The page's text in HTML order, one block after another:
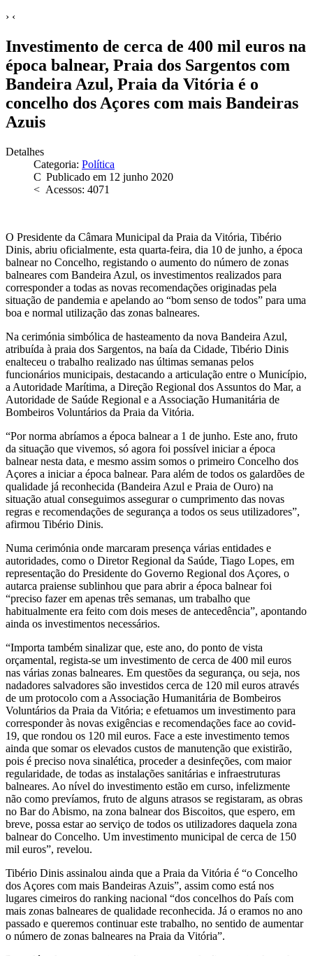
› ‹
Investimento de cerca de 400 mil euros na
época balnear, Praia dos Sargentos com
Bandeira Azul, Praia da Vitória é o
concelho dos Açores com mais Bandeiras
Azuis
Detalhes
Categoria: Política
Publicado em 12 junho 2020
Acessos: 4071
O Presidente da Câmara Municipal da Praia da Vitória, Tibério
Dinis, abriu oficialmente, esta quarta-feira, dia 10 de junho, a época
balnear no Concelho, registando o aumento do número de zonas
balneares com Bandeira Azul, os investimentos realizados para
corresponder a todas as novas recomendações originadas pela
situação de pandemia e apelando ao “bom senso de todos” para uma
boa e normal utilização das zonas balneares.
Na cerimónia simbólica de hasteamento da nova Bandeira Azul,
atribuída à praia dos Sargentos, na baía da Cidade, Tibério Dinis
enalteceu o trabalho realizado nas últimas semanas pelos
funcionários municipais, destacando a articulação entre o Município,
a Autoridade Marítima, a Direção Regional dos Assuntos do Mar, a
Autoridade de Saúde Regional e a Associação Humanitária de
Bombeiros Voluntários da Praia da Vitória.
“Por norma abríamos a época balnear a 1 de junho. Este ano, fruto
da situação que vivemos, só agora foi possível iniciar a época
balnear nesta data, e mesmo assim somos o primeiro Concelho dos
Açores a iniciar a época balnear. Para além de todos os galardões de
qualidade já reconhecida (Bandeira Azul e Praia de Ouro) na
situação atual conseguimos assegurar o cumprimento das novas
regras e recomendações de segurança a todos os seus utilizadores”,
afirmou Tibério Dinis.
Numa cerimónia onde marcaram presença várias entidades e
autoridades, como o Diretor Regional da Saúde, Tiago Lopes, em
representação do Presidente do Governo Regional dos Açores, o
autarca praiense sublinhou que para abrir a época balnear foi
“preciso fazer em apenas três semanas, um trabalho que
habitualmente era feito com dois meses de antecedência”, apontando
ainda os investimentos necessários.
“Importa também sinalizar que, este ano, do ponto de vista
orçamental, regista-se um investimento de cerca de 400 mil euros
nas várias zonas balneares. Em questões da segurança, ou seja, nos
nadadores salvadores são investidos cerca de 120 mil euros através
de um protocolo com a Associação Humanitária de Bombeiros
Voluntários da Praia da Vitória; e efetuamos um investimento para
corresponder às novas exigências e recomendações face ao covid-
19, que rondou os 120 mil euros. Face a este investimento temos
ainda que somar os elevados custos de manutenção que existirão,
pois é preciso nova sinalética, proceder a desinfeções, com maior
regularidade, de todas as instalações sanitárias e infraestruturas
balneares. Ao nível do investimento estão em curso, infelizmente
não como prevíamos, fruto de alguns atrasos se registaram, as obras
no Bar do Abismo, na zona balnear dos Biscoitos, que espero, em
breve, possa estar ao serviço de todos os utilizadores daquela zona
balnear do Concelho. Um investimento municipal de cerca de 150
mil euros”, revelou.
Tibério Dinis assinalou ainda que a Praia da Vitória é “o Concelho
dos Açores com mais Bandeiras Azuis”, assim como está nos
lugares cimeiros do ranking nacional “dos concelhos do País com
mais zonas balneares de qualidade reconhecida. Já o eramos no ano
passado e queremos continuar este trabalho, no sentido de aumentar
o número de zonas balneares na Praia da Vitória”.